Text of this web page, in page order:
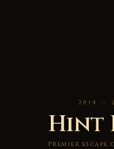
2014 —
Hint
Premier escape